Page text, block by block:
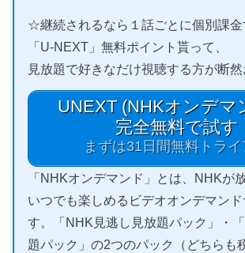
☆継続されるなら１話ごとに個別課金
「U-NEXT」無料ポイント貰って、
見放題で好きなだけ視聴する方が断然
UNEXT (NHKオンデマ
完全無料で試す
まずは31日間無料トラ
「NHKオンデマンド」とは、NHKが
いつでも楽しめるビデオオンデマン
す。「NHK見逃し見放題パック」・
題パック」の2つのパック（どちらも